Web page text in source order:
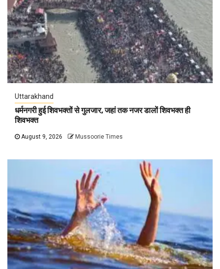
Uttarakhand
धर्मनगरी हुई शिवभक्तों से गुलजार, जहां तक नजर डालों शिवभक्त ही
शिवभक्त
August 9, 2026 Mussoorie Times